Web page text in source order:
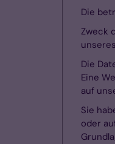
Die
Zweck
Die
Eine
auf
Sie
oder